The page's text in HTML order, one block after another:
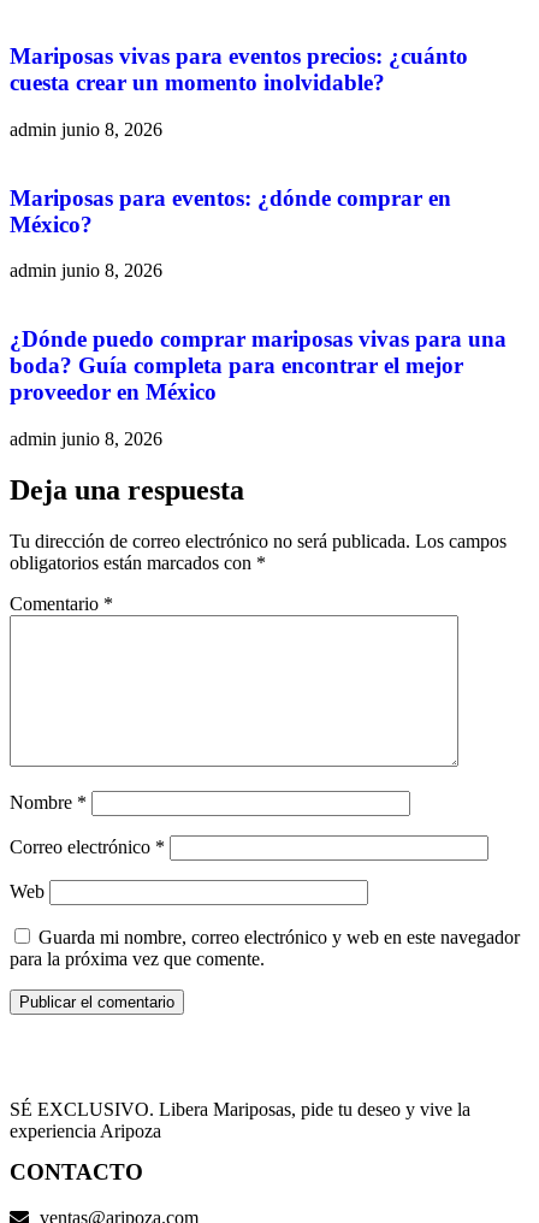
Mariposas vivas para eventos precios: ¿cuánto
cuesta crear un momento inolvidable?
admin junio 8, 2026
Mariposas para eventos: ¿dónde comprar en
México?
admin junio 8, 2026
¿Dónde puedo comprar mariposas vivas para una
boda? Guía completa para encontrar el mejor
proveedor en México
admin junio 8, 2026
Deja una respuesta
Tu dirección de correo electrónico no será publicada. Los campos
obligatorios están marcados con *
Comentario *
Nombre *
Correo electrónico *
Web
Guarda mi nombre, correo electrónico y web en este navegador
para la próxima vez que comente.
SÉ EXCLUSIVO. Libera Mariposas, pide tu deseo y vive la
experiencia Aripoza
CONTACTO
ventas@aripoza.com